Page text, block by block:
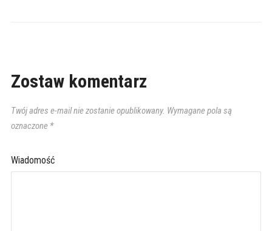
Zostaw komentarz
Twój adres e-mail nie zostanie opublikowany. Wymagane pola są
oznaczone *
Wiadomość